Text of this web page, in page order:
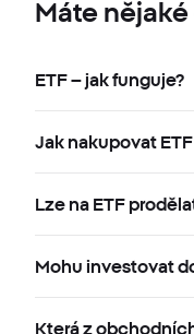
Máte
ETF – jak funguje?
Jak nakupovat
Lze na ETF
Mohu investovat
Která z